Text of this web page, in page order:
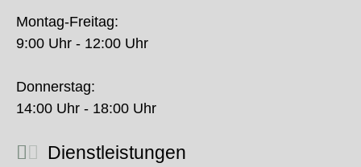
Montag-Freitag:
9:00 Uhr - 12:00 Uhr
Donnerstag:
14:00 Uhr - 18:00 Uhr
Dienstleistungen